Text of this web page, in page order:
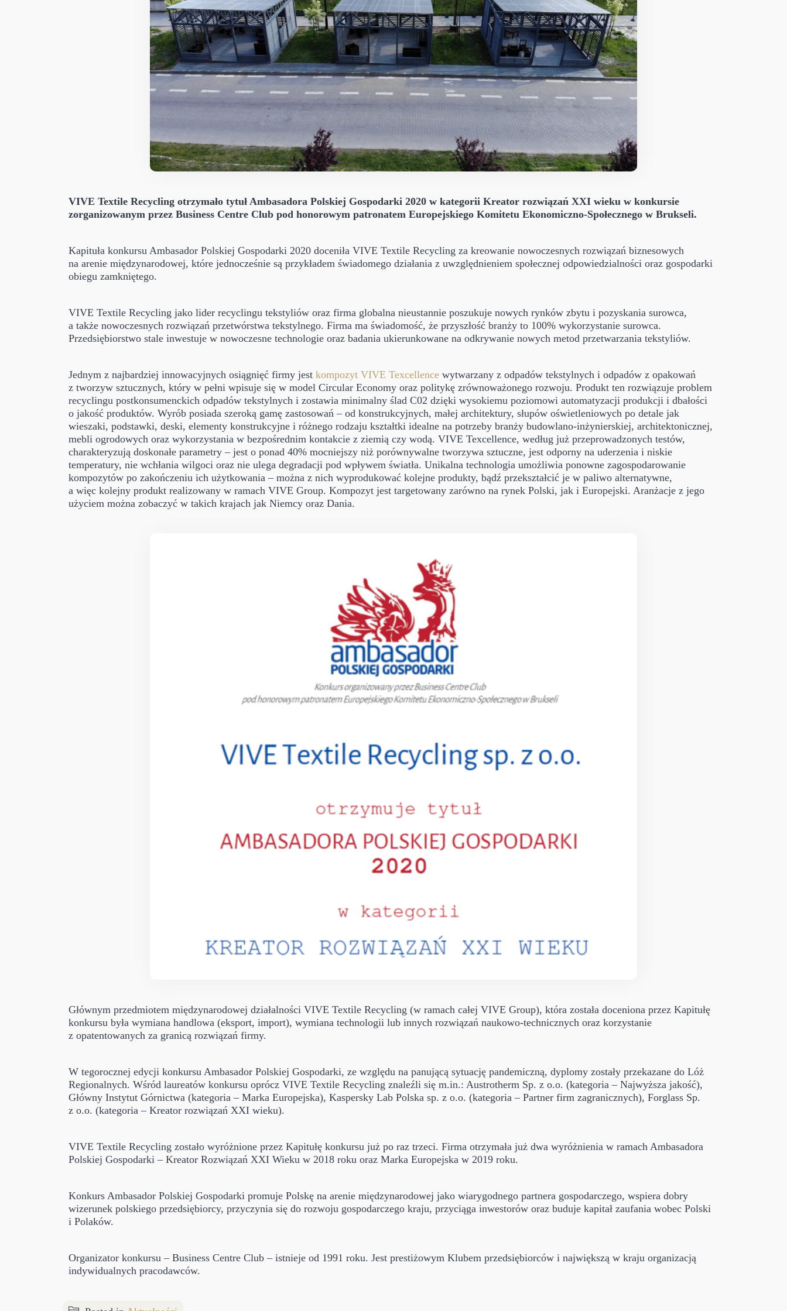
VIVE Textile Recycling otrzymało tytuł Ambasadora Polskiej Gospodarki 2020 w kategorii Kreator rozwiązań XXI wieku w konkursie
zorganizowanym przez Business Centre Club pod honorowym patronatem Europejskiego Komitetu Ekonomiczno-Społecznego w Brukseli.
Kapituła konkursu Ambasador Polskiej Gospodarki 2020 doceniła VIVE Textile Recycling za kreowanie nowoczesnych rozwiązań biznesowych
na arenie międzynarodowej, które jednocześnie są przykładem świadomego działania z uwzględnieniem społecznej odpowiedzialności oraz gospodarki
obiegu zamkniętego.
VIVE Textile Recycling jako lider recyclingu tekstyliów oraz firma globalna nieustannie poszukuje nowych rynków zbytu i pozyskania surowca,
a także nowoczesnych rozwiązań przetwórstwa tekstylnego. Firma ma świadomość, że przyszłość branży to 100% wykorzystanie surowca.
Przedsiębiorstwo stale inwestuje w nowoczesne technologie oraz badania ukierunkowane na odkrywanie nowych metod przetwarzania tekstyliów.
Jednym z najbardziej innowacyjnych osiągnięć firmy jest kompozyt VIVE Texcellence wytwarzany z odpadów tekstylnych i odpadów z opakowań
z tworzyw sztucznych, który w pełni wpisuje się w model Circular Economy oraz politykę zrównoważonego rozwoju. Produkt ten rozwiązuje problem
recyclingu postkonsumenckich odpadów tekstylnych i zostawia minimalny ślad C02 dzięki wysokiemu poziomowi automatyzacji produkcji i dbałości
o jakość produktów. Wyrób posiada szeroką gamę zastosowań – od konstrukcyjnych, małej architektury, słupów oświetleniowych po detale jak
wieszaki, podstawki, deski, elementy konstrukcyjne i różnego rodzaju kształtki idealne na potrzeby branży budowlano-inżynierskiej, architektonicznej,
mebli ogrodowych oraz wykorzystania w bezpośrednim kontakcie z ziemią czy wodą. VIVE Texcellence, według już przeprowadzonych testów,
charakteryzują doskonałe parametry – jest o ponad 40% mocniejszy niż porównywalne tworzywa sztuczne, jest odporny na uderzenia i niskie
temperatury, nie wchłania wilgoci oraz nie ulega degradacji pod wpływem światła. Unikalna technologia umożliwia ponowne zagospodarowanie
kompozytów po zakończeniu ich użytkowania – można z nich wyprodukować kolejne produkty, bądź przekształcić je w paliwo alternatywne,
a więc kolejny produkt realizowany w ramach VIVE Group. Kompozyt jest targetowany zarówno na rynek Polski, jak i Europejski. Aranżacje z jego
użyciem można zobaczyć w takich krajach jak Niemcy oraz Dania.
Głównym przedmiotem międzynarodowej działalności VIVE Textile Recycling (w ramach całej VIVE Group), która została doceniona przez Kapitułę
konkursu była wymiana handlowa (eksport, import), wymiana technologii lub innych rozwiązań naukowo-technicznych oraz korzystanie
z opatentowanych za granicą rozwiązań firmy.
W tegorocznej edycji konkursu Ambasador Polskiej Gospodarki, ze względu na panującą sytuację pandemiczną, dyplomy zostały przekazane do Lóż
Regionalnych. Wśród laureatów konkursu oprócz VIVE Textile Recycling znaleźli się m.in.: Austrotherm Sp. z o.o. (kategoria – Najwyższa jakość),
Główny Instytut Górnictwa (kategoria – Marka Europejska), Kaspersky Lab Polska sp. z o.o. (kategoria – Partner firm zagranicznych), Forglass Sp.
z o.o. (kategoria – Kreator rozwiązań XXI wieku).
VIVE Textile Recycling zostało wyróżnione przez Kapitułę konkursu już po raz trzeci. Firma otrzymała już dwa wyróżnienia w ramach Ambasadora
Polskiej Gospodarki – Kreator Rozwiązań XXI Wieku w 2018 roku oraz Marka Europejska w 2019 roku.
Konkurs Ambasador Polskiej Gospodarki promuje Polskę na arenie międzynarodowej jako wiarygodnego partnera gospodarczego, wspiera dobry
wizerunek polskiego przedsiębiorcy, przyczynia się do rozwoju gospodarczego kraju, przyciąga inwestorów oraz buduje kapitał zaufania wobec Polski
i Polaków.
Organizator konkursu – Business Centre Club – istnieje od 1991 roku. Jest prestiżowym Klubem przedsiębiorców i największą w kraju organizacją
indywidualnych pracodawców.